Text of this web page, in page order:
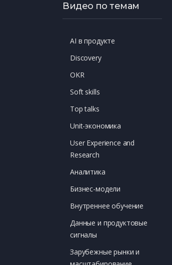
Видео по темам
AI в продукте
Discovery
OKR
Soft skills
Top talks
Unit-экономика
User Experience and
Research
Аналитика
Бизнес-модели
Внутреннее обучение
Данные и продуктовые
сигналы
Зарубежные рынки и